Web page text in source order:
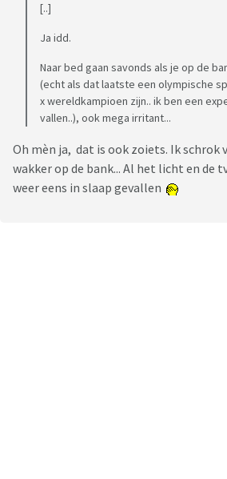
[..]
Ja idd.
Naar bed gaan savonds als je op de
(echt als dat laatste een olympische
x wereldkampioen zijn.. ik ben een
vallen..), ook mega irritant...
Oh mèn ja, dat is ook zoiets. Ik schrok
wakker op de bank... Al het licht en de
weer eens in slaap gevallen